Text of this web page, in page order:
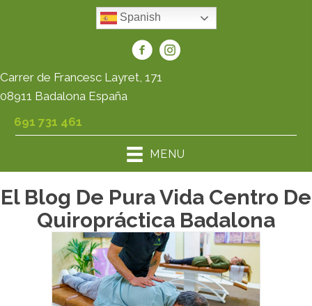
Spanish
Carrer de Francesc Layret, 171
08911 Badalona España
691 731 461
MENU
El Blog De Pura Vida Centro De
Quiropráctica Badalona